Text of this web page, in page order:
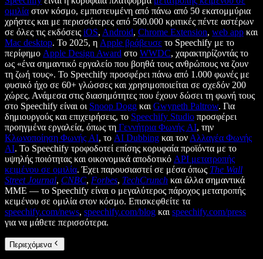
ομιλία στον κόσμο, εμπιστευμένη από πάνω από 50 εκατομμύρια
χρήστες και με περισσότερες από 500.000 κριτικές πέντε αστέρων
σε όλες τις εκδόσεις iOS, Android, Chrome Extension, web app και
Mac desktop. Το 2025, η Apple βράβευσε το Speechify με το
περίφημο Apple Design Award στο WWDC, χαρακτηρίζοντάς το
ως «ένα σημαντικό εργαλείο που βοηθά τους ανθρώπους να ζουν
τη ζωή τους». Το Speechify προσφέρει πάνω από 1.000 φωνές με
φυσικό ήχο σε 60+ γλώσσες και χρησιμοποιείται σε σχεδόν 200
χώρες. Ανάμεσα στις διασημότητες που έχουν δώσει τη φωνή τους
στο Speechify είναι οι Snoop Dogg και Gwyneth Paltrow. Για
δημιουργούς και επιχειρήσεις, το Speechify Studio προσφέρει
προηγμένα εργαλεία, όπως τη Γεννήτρια Φωνής AI, την
Κλωνοποίηση Φωνής AI, το AI Dubbing και τον Αλλαγέα Φωνής
AI. Το Speechify τροφοδοτεί επίσης κορυφαία προϊόντα με το
υψηλής ποιότητας και οικονομικά αποδοτικό API μετατροπής
κειμένου σε ομιλία. Έχει παρουσιαστεί σε μέσα όπως The Wall
Street Journal, CNBC, Forbes, TechCrunch και άλλα σημαντικά
ΜΜΕ — το Speechify είναι ο μεγαλύτερος πάροχος μετατροπής
κειμένου σε ομιλία στον κόσμο. Επισκεφθείτε τα
speechify.com/news, speechify.com/blog και speechify.com/press
για να μάθετε περισσότερα.
Περιεχόμενα